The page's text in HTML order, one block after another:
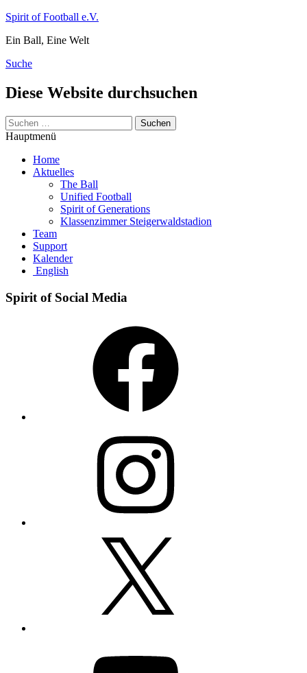
Zum
springen
Spirit of Football e.V.
Ein Ball, Eine Welt
Suche
Diese Website durchsuchen
Suchen
nach:
Hauptmenü
Home
Aktuelles
The Ball
Unified Football
Spirit of Generations
Klassenzimmer Steigerwaldstadion
Team
Support
Kalender
English
Spirit of Social Media